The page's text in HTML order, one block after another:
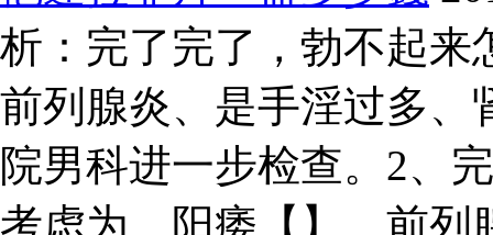
析：完了完了，勃不起来
前列腺炎、是手淫过多、
院男科进一步检查。2、
考虑为、阳痿【】、前列